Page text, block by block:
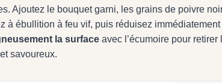
Ajoutez le bouquet garni, les grains de poivre
à ébullition à feu vif, puis réduisez
la surface avec l’écumoire pour
savoureux.